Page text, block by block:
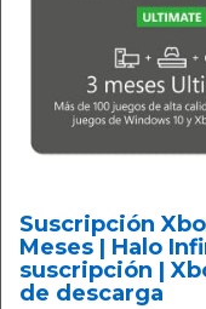
Suscripción
Meses | Halo
suscripción |
de descarga